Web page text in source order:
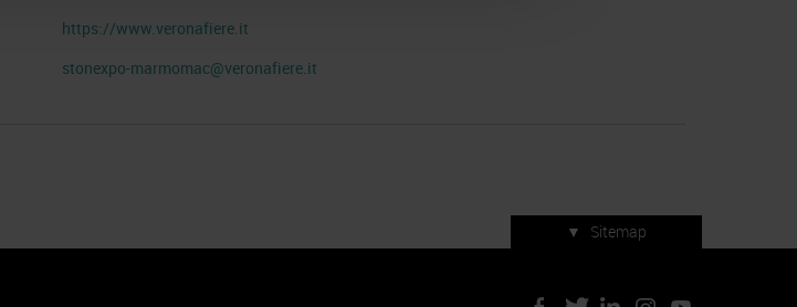
https://www.veronafiere.it
stonexpo-marmomac@veronafiere.it
▼ Sitemap